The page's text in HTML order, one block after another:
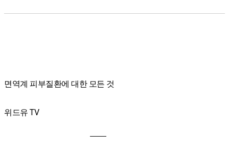
면역계 피부질환에 대한 모든 것
위드유 TV